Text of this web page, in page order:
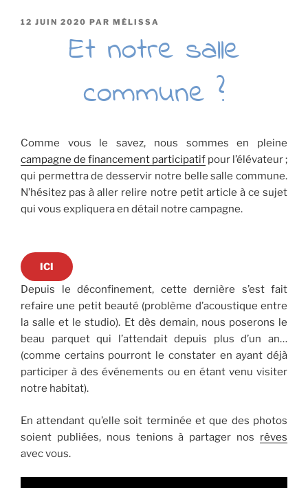
PUBLIÉ
12 JUIN 2020 PAR MÉLISSA
Et notre salle
commune ?
Comme vous le savez, nous sommes en pleine
campagne de financement participatif pour l’élévateur ;
qui permettra de desservir notre belle salle commune.
N’hésitez pas à aller relire notre petit article à ce sujet
qui vous expliquera en détail notre campagne.
ICI
Depuis le déconfinement, cette dernière s’est fait
refaire une petit beauté (problème d’acoustique entre
la salle et le studio). Et dès demain, nous poserons le
beau parquet qui l’attendait depuis plus d’un an…
(comme certains pourront le constater en ayant déjà
participer à des événements ou en étant venu visiter
notre habitat).
En attendant qu’elle soit terminée et que des photos
soient publiées, nous tenions à partager nos rêves
avec vous.